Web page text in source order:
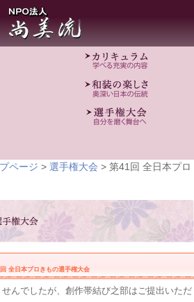
ページ > 選手権大会 > 第41回 全日本プロ
全日本プロきもの選手権大会
んでしたが、創作帯結び之部はご提出いただ